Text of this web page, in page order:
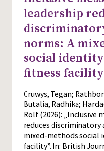
leadership
norms: A
social
fitness facility
Cruwys, Tegan;
Butalia, Radhika;
Rolf (2026): „Inclusive
reduces discriminatory
mixed-methods social
facility”. In: British